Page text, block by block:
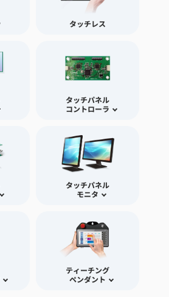
タッチレス
タッチパネル
コントローラ
タッチパネル
モニタ
ティーチング
ペンダント